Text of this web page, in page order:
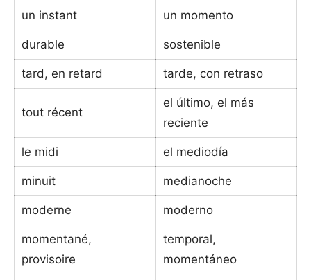
un instant un momento
durable sostenible
tard, en retard tarde, con retraso
tout récent
el último, el más
reciente
le midi el mediodía
minuit medianoche
moderne moderno
momentané,
provisoire
temporal,
momentáneo